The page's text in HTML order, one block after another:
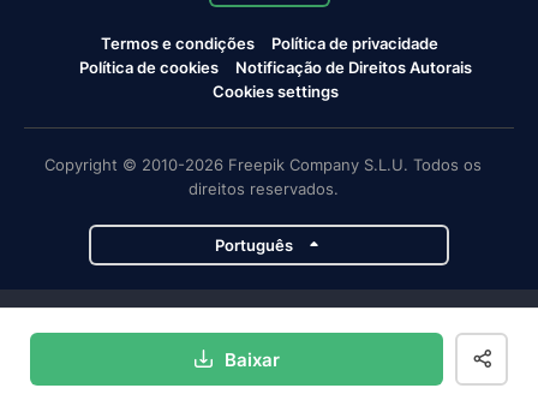
Baixar
Termos e condições
Política de privacidade
Política de cookies
Notificação de Direitos Autorais
Cookies settings
Copyright © 2010-2026 Freepik Company S.L.U. Todos os
direitos reservados.
Português
Magnific Flaticon